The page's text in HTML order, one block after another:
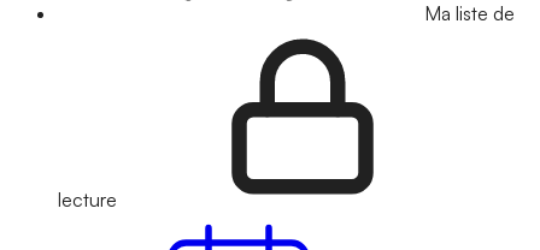
Ma liste de
lecture